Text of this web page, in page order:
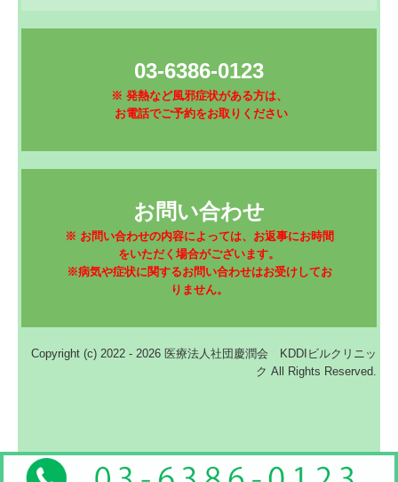
03-6386-0123
※ 発熱など風邪症状がある方は、
お電話でご予約をお取りください
お問い合わせ
※ お問い合わせの内容によっては、お返事にお時間
をいただく場合がございます。
※病気や症状に関するお問い合わせはお受けしてお
りません。
Copyright (c) 2022 - 2026 医療法人社団慶潤会 KDDIビルクリニッ
ク All Rights Reserved.